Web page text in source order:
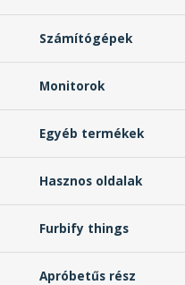
Számítógépek
Monitorok
Egyéb termékek
Hasznos oldalak
Furbify things
Apróbetűs rész